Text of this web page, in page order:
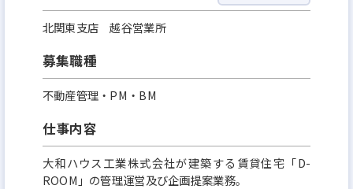
北関東支店 越谷営業所
募集職種
不動産管理・PM・BM
仕事内容
大和ハウス工業株式会社が建築する賃貸住宅「D-
ROOM」の管理運営及び企画提案業務。